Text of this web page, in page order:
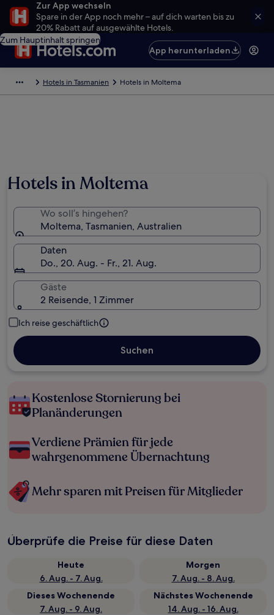
Zur App wechseln
Spare in der App noch mehr – auf dich warten bis zu
20% Rabatt auf ausgewählte Hotels.
Zum Hauptinhalt springen
App herunterladen
Hotels in Tasmanien Hotels in Moltema
Hotels in Moltema
Wo soll’s hingehen?
Moltema, Tasmanien, Australien
Daten
Do., 20. Aug. - Fr., 21. Aug.
Gäste
2 Reisende, 1 Zimmer
Ich reise geschäftlich
Suchen
Kostenlose Stornierung bei
Planänderungen
Verdiene Prämien für jede
wahrgenommene Übernachtung
Mehr sparen mit Preisen für Mitglieder
Überprüfe die Preise für diese Daten
Heute
6. Aug. - 7. Aug.
Morgen
7. Aug. - 8. Aug.
Dieses Wochenende
7. Aug. - 9. Aug.
Nächstes Wochenende
14. Aug. - 16. Aug.